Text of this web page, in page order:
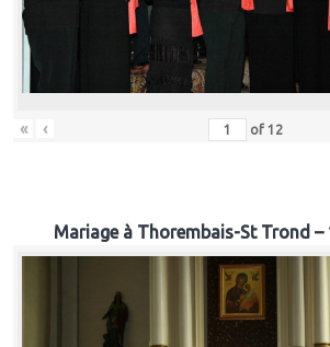
« ‹ of 12
Mariage à Thorembais-St Trond –